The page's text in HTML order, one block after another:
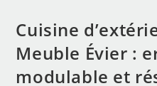
Cuisine
Meuble Évier :
modulable et